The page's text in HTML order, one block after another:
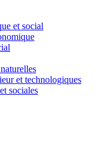
et social
et technologiques
sociales